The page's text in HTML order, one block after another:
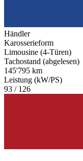
Händler
Karosserieform
Limousine (4-Türen)
Tachostand (abgelesen)
145'795 km
Leistung (kW/PS)
93 / 126